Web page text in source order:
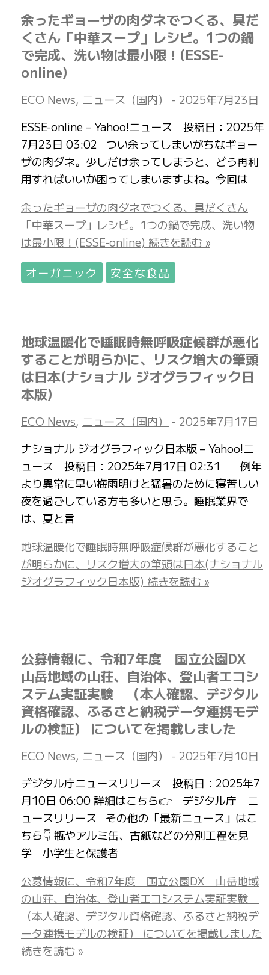
余ったギョーザの肉ダネでつくる、具だ
くさん「中華スープ」レシピ。1つの鍋
で完成、洗い物は最小限！(ESSE-
online)
ECO News, ニュース（国内） - 2025年7月23日
ESSE-online – Yahoo!ニュース 投稿日：2025年
7月23日 03:02 つい余ってしまいがちなギョー
ザの肉ダネ。少しだけ余ってしまうと、どう再利
用すればいいか困ってしまいますよね。今回は
余ったギョーザの肉ダネでつくる、具だくさん
「中華スープ」レシピ。1つの鍋で完成、洗い物
は最小限！(ESSE-online) 続きを読む »
オーガニック
安全な食品
地球温暖化で睡眠時無呼吸症候群が悪化
することが明らかに、リスク増大の筆頭
は日本(ナショナル ジオグラフィック日
本版)
ECO News, ニュース（国内） - 2025年7月17日
ナショナル ジオグラフィック日本版 – Yahoo!ニ
ュース 投稿日：2025年7月17日 02:31 例年
より異常に早い梅雨明けと猛暑のために寝苦しい
夜を過ごしている方も多いと思う。睡眠業界で
は、夏と言
地球温暖化で睡眠時無呼吸症候群が悪化すること
が明らかに、リスク増大の筆頭は日本(ナショナル
ジオグラフィック日本版) 続きを読む »
公募情報に、令和7年度 国立公園DX
山岳地域の山荘、自治体、登山者エコシ
ステム実証実験 （本人確認、デジタル
資格確認、ふるさと納税データ連携モデ
ルの検証） についてを掲載しました
ECO News, ニュース（国内） - 2025年7月10日
デジタル庁ニュースリリース 投稿日：2025年7
月10日 06:00 詳細はこちら👉 デジタル庁 ニ
ュースリリース その他の「最新ニュース」はこ
ちら👇 瓶やアルミ缶、古紙などの分別工程を見
学 小学生と保護者
公募情報に、令和7年度 国立公園DX 山岳地域
の山荘、自治体、登山者エコシステム実証実験
（本人確認、デジタル資格確認、ふるさと納税デ
ータ連携モデルの検証） についてを掲載しました
続きを読む »